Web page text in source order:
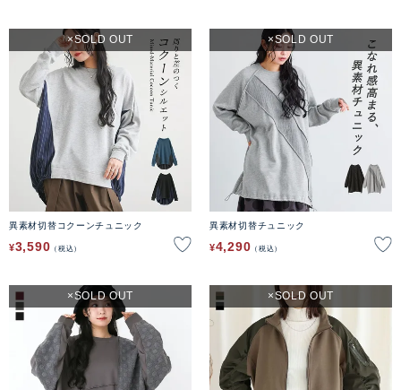
異素材切替コクーンチュニック
¥3,590 税込
SOLD OUT
異素材切替チュニック
¥4,290 税込
SOLD OUT
SOLD OUT SOLD OUT